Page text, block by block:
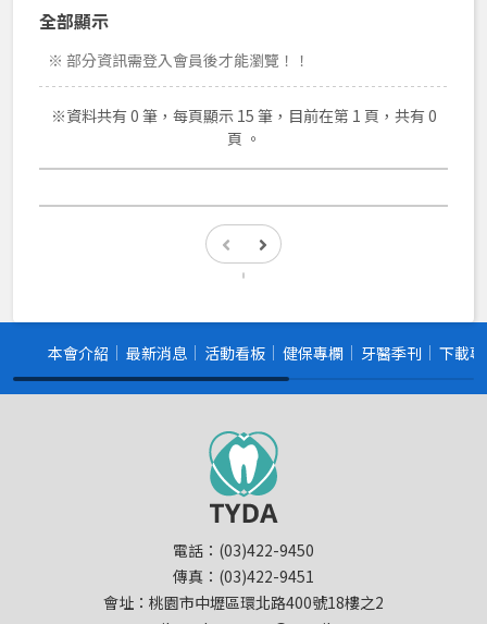
全部顯示
※ 部分資訊需登入會員後才能瀏覽！！
※資料共有 0 筆，每頁顯示 15 筆，目前在第 1 頁，共有 0
頁 。
本會介紹 最新消息 活動看板 健保專欄 牙醫季刊 下載
電話：(03)422-9450
傳真：(03)422-9451
會址：桃園市中壢區環北路400號18樓之2